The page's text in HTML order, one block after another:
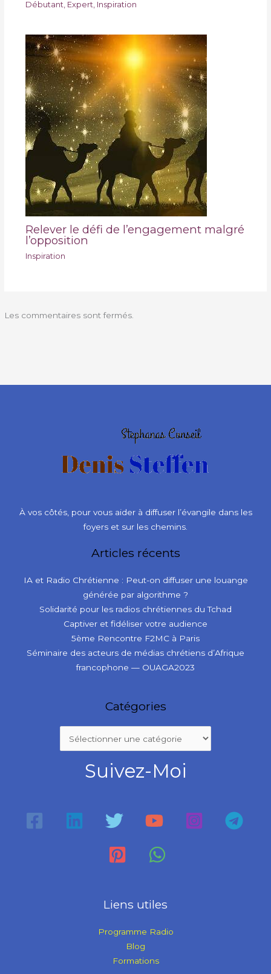
Débutant, Expert, Inspiration
Relever le défi de l’engagement malgré
l’opposition
Inspiration
Les commentaires sont fermés.
À vos côtés, pour vous aider à diffuser l’évangile dans les
foyers et sur les chemins.
Articles récents
IA et Radio Chrétienne : Peut-on diffuser une louange
générée par algorithme ?
Solidarité pour les radios chrétiennes du Tchad
Captiver et fidéliser votre audience
5ème Rencontre F2MC à Paris
Séminaire des acteurs de médias chrétiens d’Afrique
francophone — OUAGA2023
Catégories
Suivez-Moi
Liens utiles
Programme Radio
Blog
Formations